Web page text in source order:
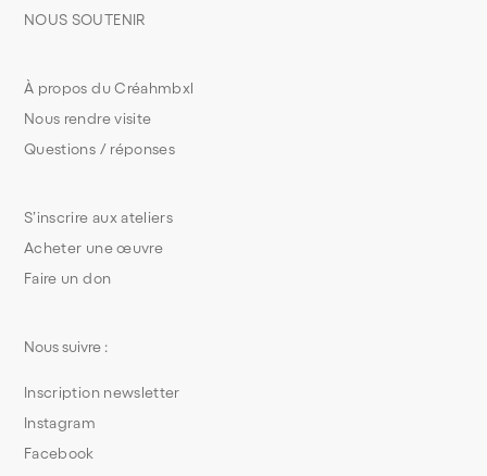
S’inscrire aux ateliers
Acheter une œuvre
Faire un don
À propos du Créahmbxl
Nous rendre visite
Questions / réponses
NOUS SOUTENIR
Nous suivre :
Inscription newsletter
Instagram
Facebook